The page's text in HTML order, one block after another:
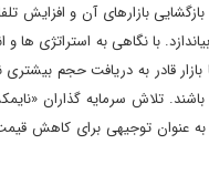
بازارهای آن و افزایش
با نگاهی به استراتژی
اما بازار قادر به دریافت حجم
تلاش سرمایه گذاران
به عنوان توجیهی برای کاهش